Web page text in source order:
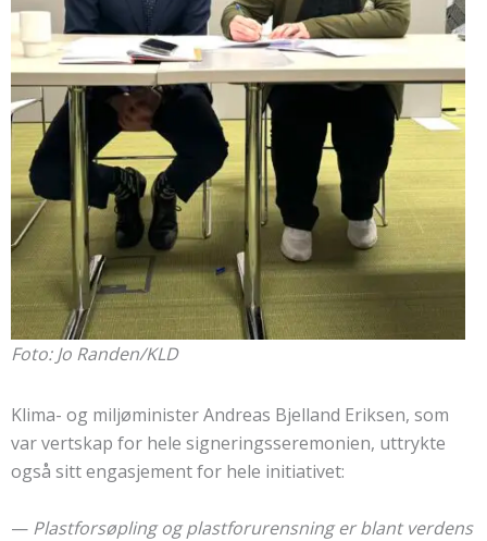
Foto: Jo Randen/KLD
Klima- og miljøminister Andreas Bjelland Eriksen, som
var vertskap for hele signeringsseremonien, uttrykte
også sitt engasjement for hele initiativet:
— Plastforsøpling og plastforurensning er blant verdens